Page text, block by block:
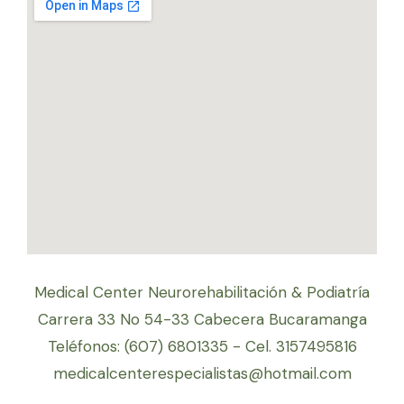
Medical Center Neurorehabilitación & Podiatría
Carrera 33 No 54-33 Cabecera Bucaramanga
Teléfonos: (607) 6801335 - Cel. 3157495816
medicalcenterespecialistas@hotmail.com